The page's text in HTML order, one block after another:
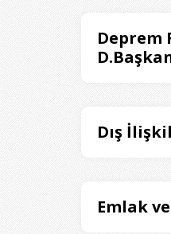
Deprem
Dış
Emlak